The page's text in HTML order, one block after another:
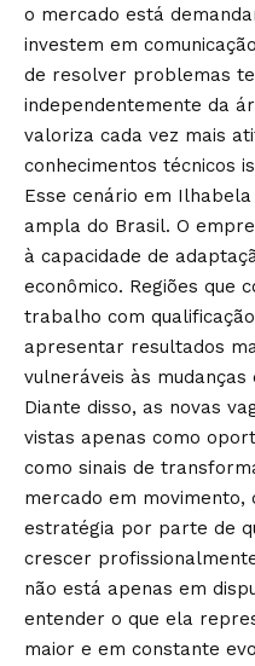
o mercado está
investem em
de resolver problemas
independentemente da
valoriza cada vez mais
conhecimentos técnicos
Esse cenário em
ampla do Brasil. O
à capacidade de
econômico. Regiões que
trabalho com
apresentar resultados
vulneráveis às mudanças
Diante disso, as novas
vistas apenas como
como sinais de
mercado em movimento,
estratégia por parte de
crescer
não está apenas em
entender o que ela
maior e em constante